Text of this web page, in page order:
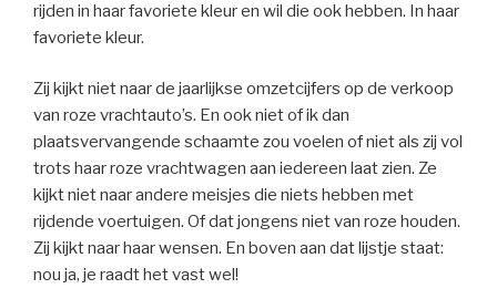
rijden in haar favoriete kleur en wil die ook hebben. In haar
favoriete kleur.
Zij kijkt niet naar de jaarlijkse omzetcijfers op de verkoop
van roze vrachtauto’s. En ook niet of ik dan
plaatsvervangende schaamte zou voelen of niet als zij vol
trots haar roze vrachtwagen aan iedereen laat zien. Ze
kijkt niet naar andere meisjes die niets hebben met
rijdende voertuigen. Of dat jongens niet van roze houden.
Zij kijkt naar haar wensen. En boven aan dat lijstje staat:
nou ja, je raadt het vast wel!